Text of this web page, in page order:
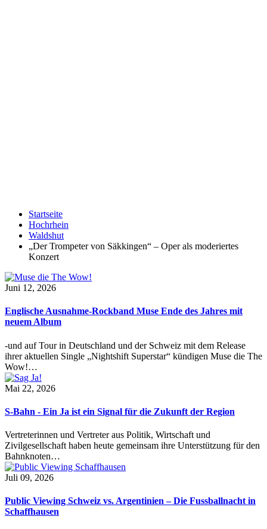
Startseite
Hochrhein
Waldshut
„Der Trompeter von Säkkingen“ – Oper als moderiertes
Konzert
Juni 12, 2026
Englische Ausnahme-Rockband Muse Ende des Jahres mit
neuem Album
-und auf Tour in Deutschland und der Schweiz mit dem Release
ihrer aktuellen Single „Nightshift Superstar“ kündigen Muse die The
Wow!…
Mai 22, 2026
S-Bahn - Ein Ja ist ein Signal für die Zukunft der Region
Vertreterinnen und Vertreter aus Politik, Wirtschaft und
Zivilgesellschaft haben heute gemeinsam ihre Unterstützung für den
Bahnknoten…
Juli 09, 2026
Public Viewing Schweiz vs. Argentinien – Die Fussballnacht in
Schaffhausen